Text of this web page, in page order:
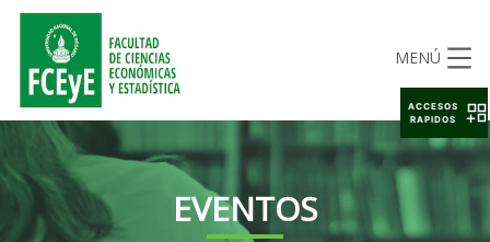
MENÚ
EVENTOS
ACCESOS
RAPIDOS